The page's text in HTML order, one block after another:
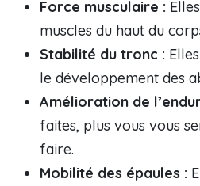
Force musculaire :
muscles du haut du
Stabilité du tronc :
le développement des
Amélioration de
faites, plus vous vous
faire.
Mobilité des épaules :